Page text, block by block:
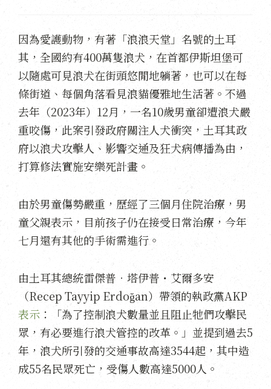
因為愛護動物，有著「浪浪天堂」名號的土耳
其，全國約有400萬隻浪犬，在首都伊斯坦堡可
以隨處可見浪犬在街頭悠閒地躺著，也可以在每
條街道、每個角落看見浪貓優雅地生活著。不過
去年（2023年）12月，一名10歲男童卻遭浪犬嚴
重咬傷，此案引發政府關注人犬衝突，土耳其政
府以浪犬攻擊人、影響交通及狂犬病傳播為由，
打算修法實施安樂死計畫。
由於男童傷勢嚴重，歷經了三個月住院治療，男
童父親表示，目前孩子仍在接受日常治療，今年
七月還有其他的手術需進行。
由土耳其總統雷傑普．塔伊普・艾爾多安
（Recep Tayyip Erdoğan）帶領的執政黨AKP
表示 ：「為了控制浪犬數量並且阻止牠們攻擊民
眾，有必要進行浪犬管控的改革。」並提到過去5
年，浪犬所引發的交通事故高達3544起，其中造
成55名民眾死亡，受傷人數高達5000人。